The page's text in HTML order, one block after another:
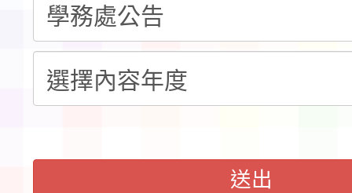
展演活動實施計畫」
請一案
送出